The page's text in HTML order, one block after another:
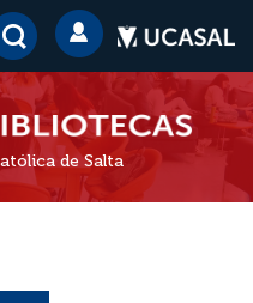
de Salta